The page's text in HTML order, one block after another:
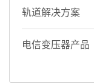
轨道解决方案
电信变压器产品